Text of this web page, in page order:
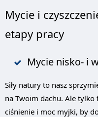
Mycie i
etapy pracy
Mycie nisko- i
Siły natury to nasz
na Twoim dachu. Ale
ciśnienie i moc myjki, by